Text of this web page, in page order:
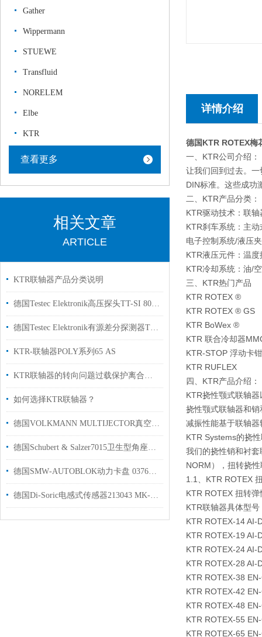
Gather
Wippermann
STUEWE
Transfluid
NORELEM
Elbe
KTR
查看更多
相关文章
ARTICLE
KTR联轴器产品分类说明
德国Testec Elektronik高压探头TT-SI 8052工厂现货
德国Testec Elektronik有源差分探测器TT-SI 8052用于示波器上使用
KTR-联轴器POLY系列65 AS
KTR联轴器的转向问题过载保护离合时间
如何选择KTR联轴器？
德国VOLKMANN MULTIJECTOR真空泵G 4500操作手册
德国Schubert & Salzer7015卫生型角座控制阀用于饮料行业使用
德国SMW‑AUTOBLOK动力卡盘 037623用于车削和磨削汽车行业使用
德国Di-Soric电感式传感器213043 MK-Z-8/4用于汽车零部件制造行业
详情介绍
德国KTR ROTEX梅
一、KTR公司介绍：
让我们回到过去。
DIN标准。这些成功
二、KTR产品分类：
KTR驱动技术：联
KTR刹车系统：主
电子控制系统/液压
KTR液压元件：温
KTR冷却系统：油/
三、KTR热门产品
KTR ROTEX ®
KTR ROTEX ® GS
KTR BoWex ®
KTR 联合冷却器
KTR-STOP 浮动卡
KTR RUFLEX
四、KTR产品介绍：
KTR挠性颚式联轴
挠性颚式联轴器和
减振性能基于联轴
KTR Systems的挠
我们的挠性销和衬
NORM），扭转挠
1.1、KTR ROTEX
KTR ROTEX 扭转
KTR联轴器具体型号
KTR ROTEX-14 AI-
KTR ROTEX-19 AI-
KTR ROTEX-24 AI-
KTR ROTEX-28 AI-
KTR ROTEX-38
KTR ROTEX-42
KTR ROTEX-48
KTR ROTEX-55
KTR ROTEX-65